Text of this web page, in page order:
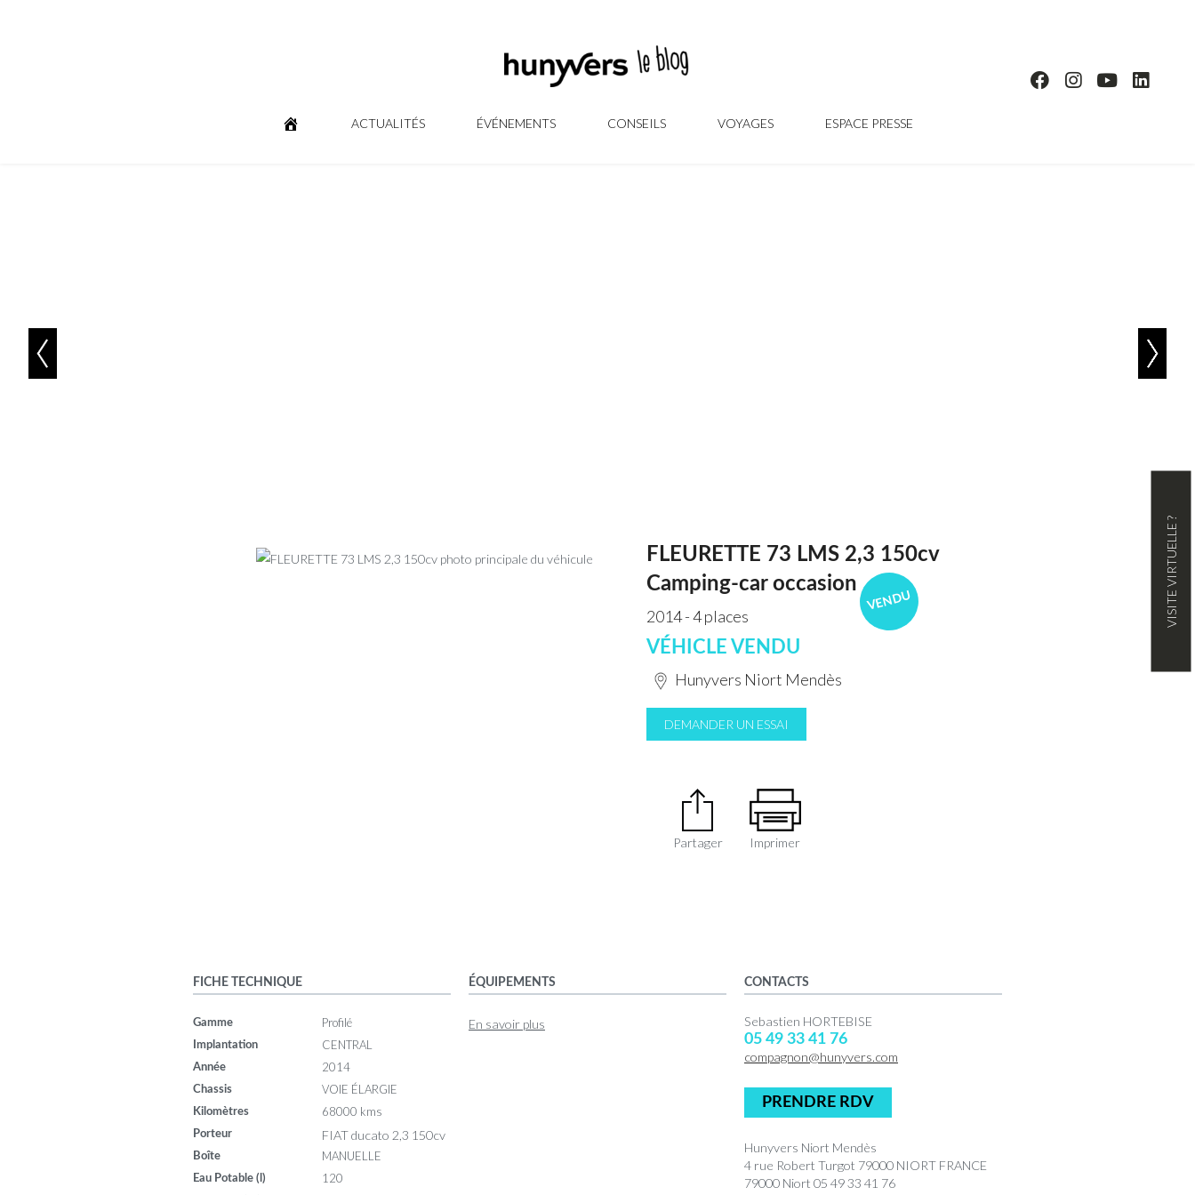
ACTUALITÉS ÉVÉNEMENTS CONSEILS VOYAGES ESPACE PRESSE
VENDU
FLEURETTE 73 LMS 2,3 150cv
Camping-car occasion
2014 - 4 places
VÉHICLE VENDU
Hunyvers Niort Mendès
DEMANDER UN ESSAI
Partager Imprimer
FICHE TECHNIQUE
Gamme Profilé
Implantation CENTRAL
Année 2014
Chassis VOIE ÉLARGIE
Kilomètres 68000 kms
Porteur FIAT ducato 2,3 150cv
Boîte MANUELLE
Eau Potable (l) 120
ÉQUIPEMENTS
En savoir plus
CONTACTS
Sebastien HORTEBISE
05 49 33 41 76
compagnon@hunyvers.com
PRENDRE RDV
Hunyvers Niort Mendès
4 rue Robert Turgot 79000 NIORT FRANCE
79000 Niort 05 49 33 41 76
VISITE VIRTUELLE ?